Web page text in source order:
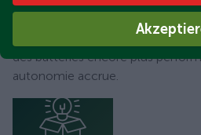
de batterie. En plus des batteries
des batteries encore plus
autonomie accrue.